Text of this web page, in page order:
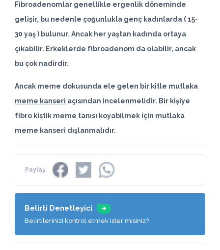
Fibroadenomlar genellikle ergenlik döneminde
gelişir, bu nedenle çoğunlukla genç kadınlarda ( 15-
30 yaş ) bulunur. Ancak her yaştan kadında ortaya
çıkabilir. Erkeklerde fibroadenom da olabilir, ancak
bu çok nadirdir.
Ancak meme dokusunda ele gelen bir kitle mutlaka
meme kanseri açısından incelenmelidir. Bir kişiye
fibro kistik meme tanısı koyabilmek için mutlaka
meme kanseri dışlanmalıdır.
Paylaş
Belirti Denetleyici
Belirtilerinizi kontrol etmek ister misiniz?